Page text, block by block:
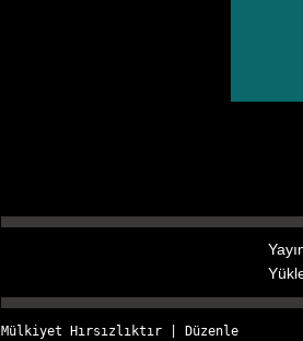
Mülkiyet Hırsızlıktır Düzenle